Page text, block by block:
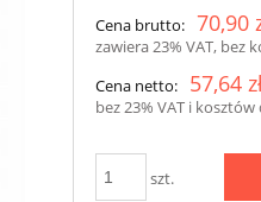
Cena brutto: 70,90
zawiera 23% VAT, bez
Cena netto:
57,64
bez 23% VAT i
szt.